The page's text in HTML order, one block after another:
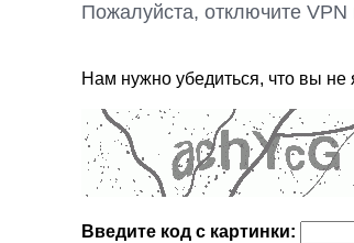
Пожалуйста, отключите
Нам нужно убедиться, что вы не
Введите код с картинки: